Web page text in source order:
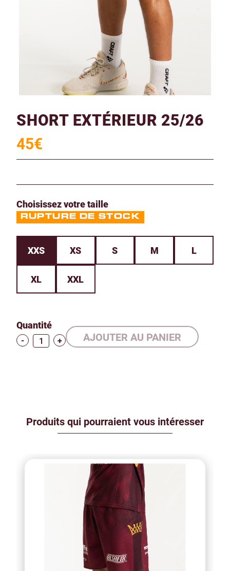
SHORT EXTÉRIEUR 25/26
45€
Choisissez votre taille
RUPTURE DE STOCK
XXS XS S M L
XL XXL
Quantité
- +
Produits qui pourraient vous intéresser